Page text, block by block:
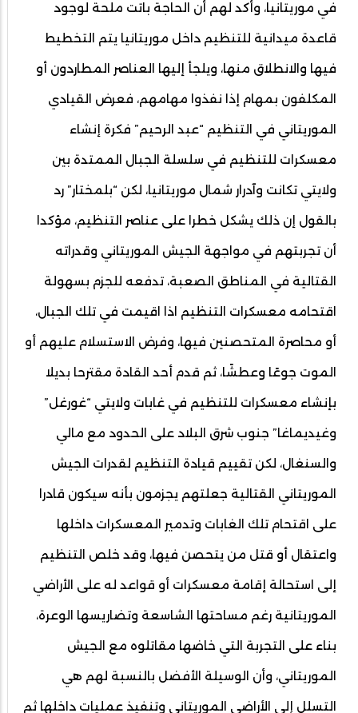
في موريتانيا، وأكد لهم أن الحاجة باتت ملحة لوجود
قاعدة ميدانية للتنظيم داخل موريتانيا يتم التخطيط
فيها والانطلاق منها، ويلجأ إليها العناصر المطاردون أو
المكلفون بمهام إذا نفذوا مهامهم، فعرض القيادي
الموريتاني في التنظيم “عبد الرحيم” فكرة إنشاء
معسكرات للتنظيم في سلسلة الجبال الممتدة بين
ولايتي تكانت وآدرار شمال موريتانيا، لكن “بلمختار” رد
بالقول إن ذلك يشكل خطرا على عناصر التنظيم، مؤكدا
أن تجربتهم في مواجهة الجيش الموريتاني وقدراته
القتالية في المناطق الصعبة، تدفعه للجزم بسهولة
اقتحامه معسكرات التنظيم اذا اقيمت في تلك الجبال،
أو محاصرة المتحصنين فيها، وفرض الاستسلام عليهم أو
الموت جوعًا وعطشًا، ثم قدم أحد القادة مقترحا بديلا
بإنشاء معسكرات للتنظيم في غابات ولايتي “غورغل”
وغيديماغا” جنوب شرق البلاد على الحدود مع مالي
والسنغال، لكن تقييم قيادة التنظيم لقدرات الجيش
الموريتاني القتالية جعلتهم يجزمون بأنه سيكون قادرا
على اقتحام تلك الغابات وتدمير المعسكرات داخلها
واعتقال أو قتل من يتحصن فيها، وقد خلص التنظيم
إلى استحالة إقامة معسكرات أو قواعد له على الأراضي
الموريتانية رغم مساحتها الشاسعة وتضاريسها الوعرة،
بناء على التجربة التي خاضها مقاتلوه مع الجيش
الموريتاني، وأن الوسيلة الأفضل بالنسبة لهم هي
التسلل إلى الأراضي الموريتاني وتنفيذ عمليات داخلها ثم